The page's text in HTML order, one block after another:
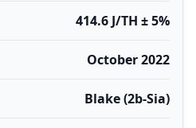
414.6 J/TH ± 5%
October 2022
Blake (2b-Sia)